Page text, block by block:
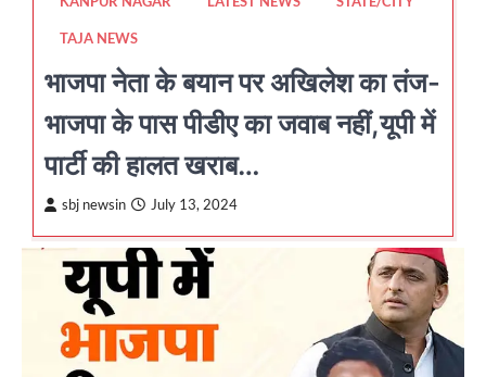
TAJA NEWS
भाजपा नेता के बयान पर अखिलेश का तंज-
भाजपा के पास पीडीए का जवाब नहीं,यूपी में
पार्टी की हालत खराब…
sbj newsin July 13, 2024